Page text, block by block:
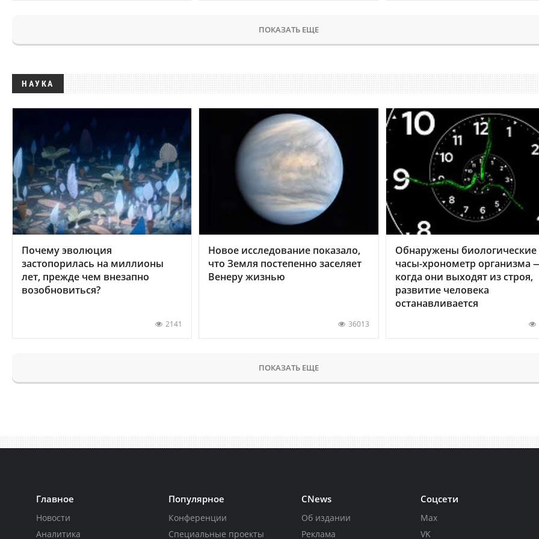
ПОКАЗАТЬ ЕЩЕ
НАУКА
Почему эволюция
застопорилась на миллионы
лет, прежде чем внезапно
возобновиться?
2141
Новое исследование показало,
что Земля постепенно заселяет
Венеру жизнью
36013
Обнаружены биологические
часы-хронометр организма
когда они выходят из строя,
развитие человека
останавливается
ПОКАЗАТЬ ЕЩЕ
Главное
Новости
Аналитика
Популярное
Конференции
Специальные проекты
CNews
Об издании
Реклама
Соцсети
Max
VK